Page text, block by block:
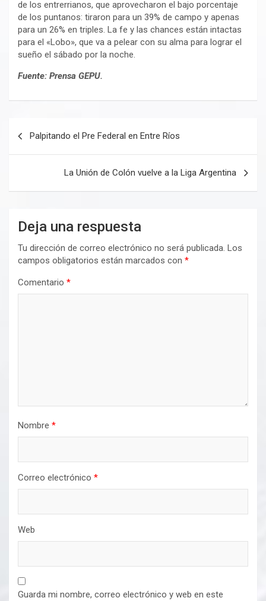
de los entrerrianos, que aprovecharon el bajo porcentaje
de los puntanos: tiraron para un 39% de campo y apenas
para un 26% en triples. La fe y las chances están intactas
para el «Lobo», que va a pelear con su alma para lograr el
sueño el sábado por la noche.
Fuente: Prensa GEPU.
entradas
Palpitando el Pre Federal en Entre Ríos
La Unión de Colón vuelve a la Liga Argentina
Deja una respuesta
Tu dirección de correo electrónico no será publicada. Los
campos obligatorios están marcados con *
Comentario *
Nombre *
Correo electrónico *
Web
Guarda mi nombre, correo electrónico y web en este